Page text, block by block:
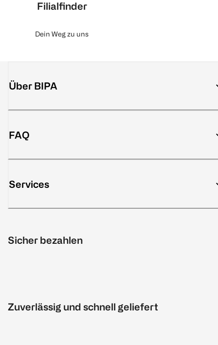
Filialfinder
Dein Weg zu uns
Über BIPA
FAQ
Services
Sicher bezahlen
Zuverlässig und schnell geliefert